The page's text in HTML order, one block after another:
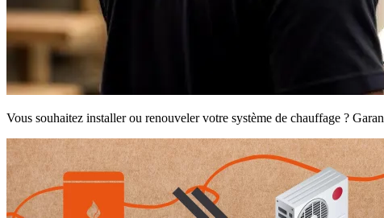
Vous souhaitez installer ou renouveler votre système de chauffage ?